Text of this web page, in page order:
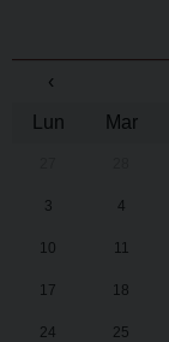
‹
Lun
Mar
3 4
10 11
17 18
24 25